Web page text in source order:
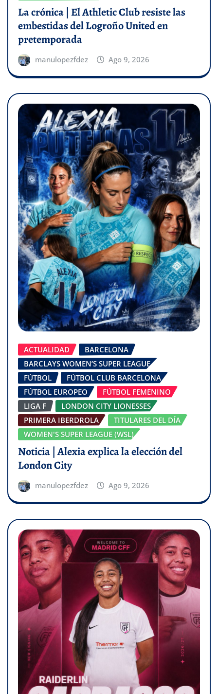
La crónica | El Athletic Club resiste las
embestidas del Logroño United en
pretemporada
manulopezfdez Ago 9, 2026
ACTUALIDAD
BARCELONA
BARCLAYS WOMEN’S SUPER LEAGUE
FÚTBOL
FÚTBOL CLUB BARCELONA
FÚTBOL EUROPEO
FÚTBOL FEMENINO
LIGA F
LONDON CITY LIONESSES
PRIMERA IBERDROLA
TITULARES DEL DÍA
WOMEN'S SUPER LEAGUE (WSL)
Noticia | Alexia explica la elección del
London City
manulopezfdez Ago 9, 2026